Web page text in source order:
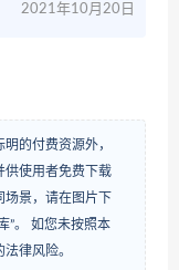
2021年10月20日
的付费资源外，
供使用者免费下载
场景，请在图片下
”。 如您未按照本
律风险。